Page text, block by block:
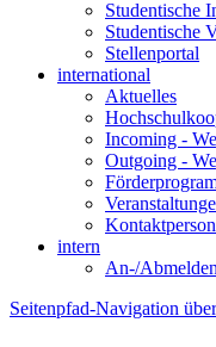
Studentische
Studentische
Stellenportal
international
Aktuelles
Incoming -
Outgoing -
intern
An-/Abmelden
Seitenpfad-Navigation